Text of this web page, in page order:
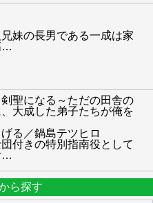
妹の長男である一成は家
…
聖になる～ただの田舎の
大成した弟子たちが俺を
る／鍋島テツヒロ
団付きの特別指南役として
…
ら探す